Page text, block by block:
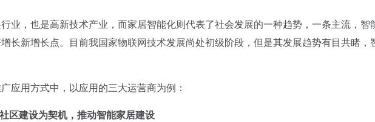
，也是高新技术产业，而家居智能化则代表了社会发展的一种趋势，一条主流，智
长新增长点。目前我国家物联网技术发展尚处初级阶段，但是其发展趋势有目共睹，
用方式中，以应用的三大运营商为例：
区建设为契机，推动智能家居建设